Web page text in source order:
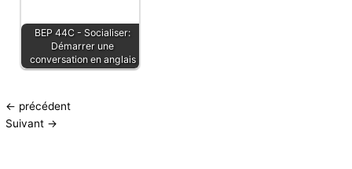
BEP 44C - Socialiser:
Démarrer une
conversation en anglais
← précédent
Suivant →